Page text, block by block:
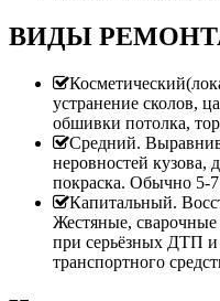
ВИДЫ
устранение сколов,
обшивки потолка,
Средний.
неровностей кузова,
покраска. Обычно 5-
Капитальный.
Жестяные,
при серьёзных ДТП
транспортного